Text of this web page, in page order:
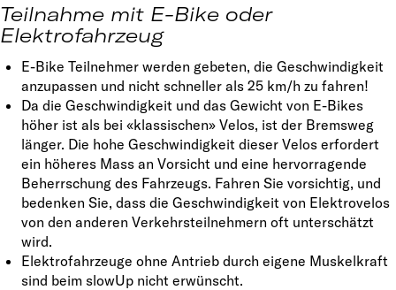
Teilnahme mit E-Bike oder
Elektrofahrzeug
E-Bike Teilnehmer werden gebeten, die Geschwindigkeit
anzupassen und nicht schneller als 25 km/h zu fahren!
Da die Geschwindigkeit und das Gewicht von E-Bikes
höher ist als bei «klassischen» Velos, ist der Bremsweg
länger. Die hohe Geschwindigkeit dieser Velos erfordert
ein höheres Mass an Vorsicht und eine hervorragende
Beherrschung des Fahrzeugs. Fahren Sie vorsichtig, und
bedenken Sie, dass die Geschwindigkeit von Elektrovelos
von den anderen Verkehrsteilnehmern oft unterschätzt
wird.
Elektrofahrzeuge ohne Antrieb durch eigene Muskelkraft
sind beim slowUp nicht erwünscht.